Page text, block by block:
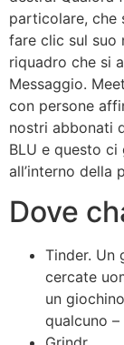
particolare, che
fare clic sul suo
riquadro che si
Messaggio.
con persone
nostri abbonati
BLU e questo ci
all’interno della
Dove
Tinder. Un
cercate
un
qualcuno